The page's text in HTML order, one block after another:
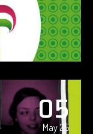
05
May 25